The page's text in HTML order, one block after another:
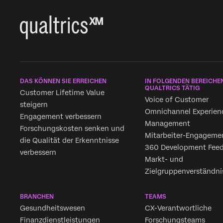
DAS KÖNNEN SIE ERREICHEN
Customer Lifetime Value
steigern
Engagement verbessern
Forschungskosten senken und
die Qualität der Erkenntnisse
verbessern
IN FOLGENDEN
QUALTRICS TÄTIG
Voice of Customer
Omnichannel
Management
Mitarbeiter-
360 Development
Markt- und
BRANCHEN
Gesundheitswesen
Finanzdienstleistungen
TEAMS
CX-Verantwortliche
Forschungsteams